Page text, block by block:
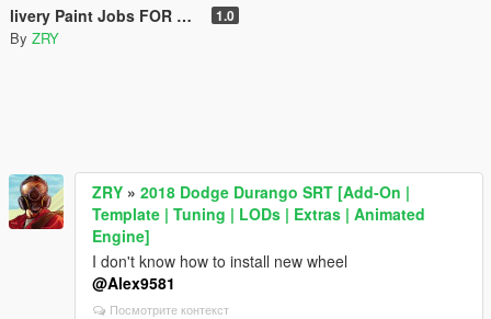
livery Paint Jobs FOR BMW M4 1.0
By ZRY
ZRY » 2018 Dodge Durango SRT [Add-On |
Template | Tuning | LODs | Extras | Animated
Engine]
I don't know how to install new wheel
@Alex9581
Посмотрите контекст